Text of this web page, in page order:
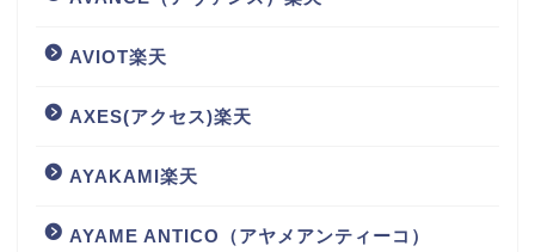
AVIOT楽天
AXES(アクセス)楽天
AYAKAMI楽天
AYAME ANTICO（アヤメアンティーコ）